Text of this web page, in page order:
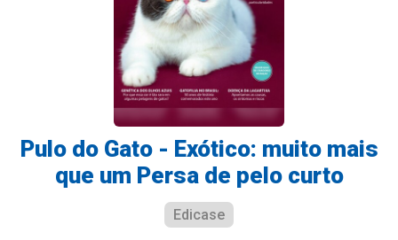
Pulo do Gato - Exótico: muito mais
que um Persa de pelo curto
Edicase